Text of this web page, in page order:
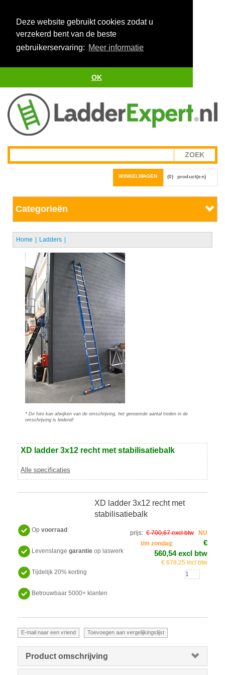
Deze website gebruikt cookies zodat u
verzekerd bent van de beste
gebruikerservaring: Meer informatie
OK
WINKELWAGEN (0) product(en)
Categorieën
Home Ladders
* De foto kan afwijken van de omschrijving, het genoemde aantal treden in de
omschrijving is leidend!
XD ladder 3x12 recht met stabilisatiebalk
Alle specificaties
XD ladder 3x12 recht met
stabilisatiebalk
Op voorraad
Levenslange garantie op laswerk
Tijdelijk 20% korting
Betrouwbaar 5000+ klanten
prijs: € 700,67 excl btw
NU
t/m zondag:
€
560,54 excl btw
€ 678,25 incl btw
Product omschrijving